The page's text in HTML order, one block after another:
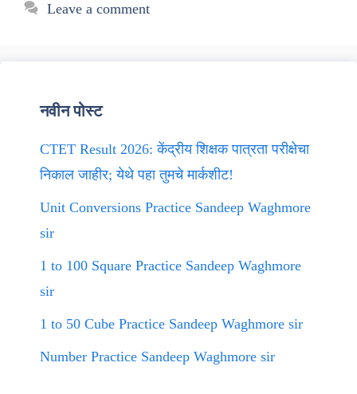
Leave a comment
नवीन पोस्ट
CTET Result 2026: केंद्रीय शिक्षक पात्रता परीक्षेचा
निकाल जाहीर; येथे पहा तुमचे मार्कशीट!
Unit Conversions Practice Sandeep Waghmore
sir
1 to 100 Square Practice Sandeep Waghmore
sir
1 to 50 Cube Practice Sandeep Waghmore sir
Number Practice Sandeep Waghmore sir